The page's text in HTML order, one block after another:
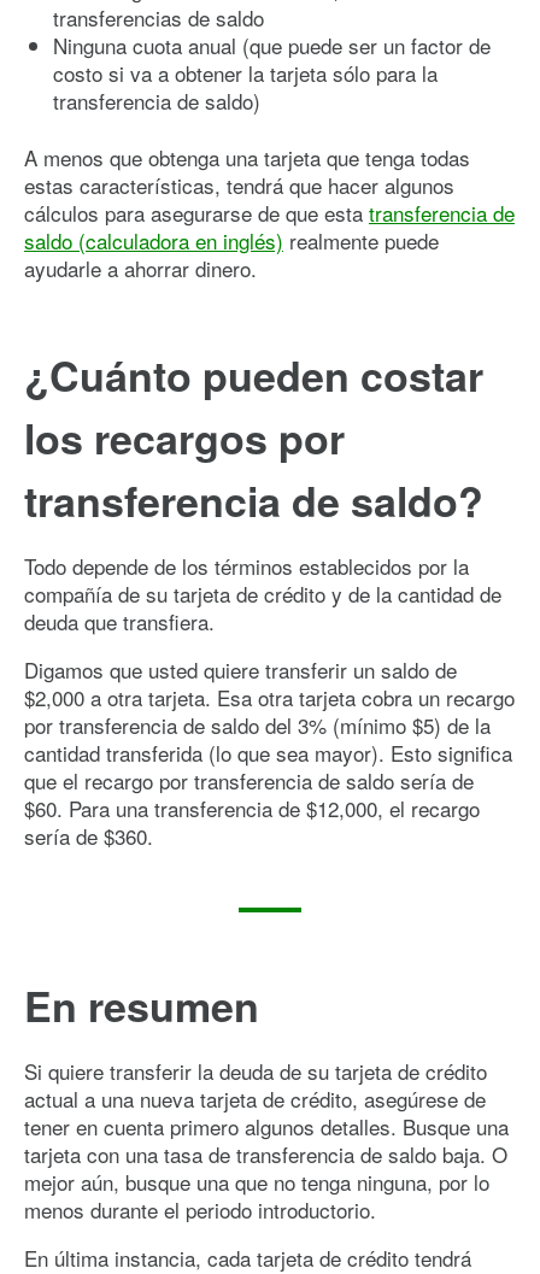
transferencias de saldo
Ninguna cuota anual (que puede ser un factor de
costo si va a obtener la tarjeta sólo para la
transferencia de saldo)
A menos que obtenga una tarjeta que tenga todas
estas características, tendrá que hacer algunos
cálculos para asegurarse de que esta transferencia de
saldo (calculadora en inglés) realmente puede
ayudarle a ahorrar dinero.
¿Cuánto pueden costar
los recargos por
transferencia de saldo?
Todo depende de los términos establecidos por la
compañía de su tarjeta de crédito y de la cantidad de
deuda que transfiera.
Digamos que usted quiere transferir un saldo de
$2,000 a otra tarjeta. Esa otra tarjeta cobra un recargo
por transferencia de saldo del 3% (mínimo $5) de la
cantidad transferida (lo que sea mayor). Esto significa
que el recargo por transferencia de saldo sería de
$60. Para una transferencia de $12,000, el recargo
sería de $360.
En resumen
Si quiere transferir la deuda de su tarjeta de crédito
actual a una nueva tarjeta de crédito, asegúrese de
tener en cuenta primero algunos detalles. Busque una
tarjeta con una tasa de transferencia de saldo baja. O
mejor aún, busque una que no tenga ninguna, por lo
menos durante el periodo introductorio.
En última instancia, cada tarjeta de crédito tendrá